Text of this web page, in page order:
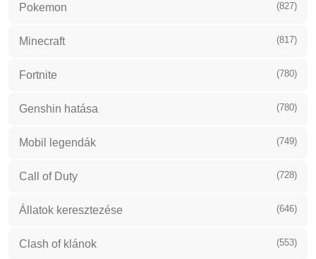
Pokemon (827)
Minecraft (817)
Fortnite (780)
Genshin hatása (780)
Mobil legendák (749)
Call of Duty (728)
Állatok keresztezése (646)
Clash of klánok (553)